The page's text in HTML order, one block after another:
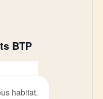
BTP
ouvertes,
habitat.